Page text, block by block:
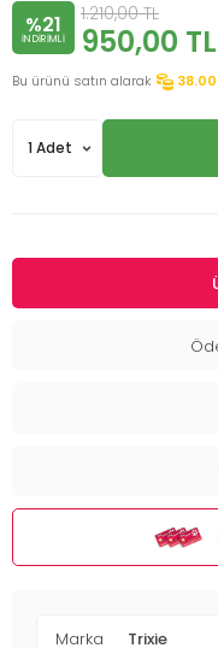
%21
INDIRIMLI
1.210,00TL
950,00 TL
Bu ürünü satın alarak 38.00
Marka Trixie